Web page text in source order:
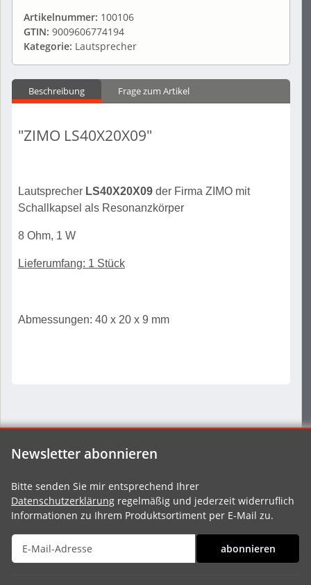
Artikelnummer: 100106
GTIN: 9009606774194
Kategorie: Lautsprecher
Beschreibung Frage zum Artikel
"ZIMO LS40X20X09"
Lautsprecher LS40X20X09 der Firma ZIMO mit
Schallkapsel als Resonanzkörper
8 Ohm, 1 W
Lieferumfang: 1 Stück
Abmessungen: 40 x 20 x 9 mm
Newsletter abonnieren
Bitte senden Sie mir entsprechend Ihrer
Datenschutzerklärung regelmäßig und jederzeit widerruflich
Informationen zu Ihrem Produktsortiment per E-Mail zu.
abonnieren